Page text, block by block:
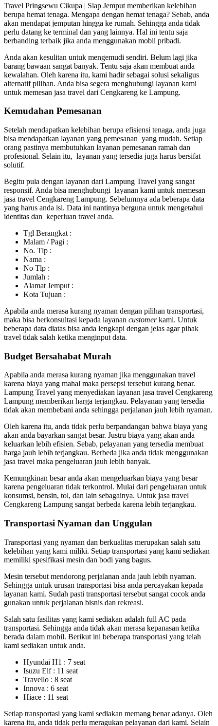
Travel Pringsewu Cikupa | Siap Jemput memberikan kelebihan
berupa hemat tenaga. Mengapa dengan hemat tenaga? Sebab, anda
akan mendapat jemputan hingga ke rumah. Sehingga anda tidak
perlu datang ke terminal dan yang lainnya. Hal ini tentu saja
berbanding terbaik jika anda menggunakan mobil pribadi.
Anda akan kesulitan untuk mengemudi sendiri. Belum lagi jika
barang bawaan sangat banyak. Tentu saja akan membuat anda
kewalahan. Oleh karena itu, kami hadir sebagai solusi sekaligus
alternatif pilihan. Anda bisa segera menghubungi layanan kami
untuk memesan jasa travel dari Cengkareng ke Lampung.
Kemudahan Pemesanan
Setelah mendapatkan kelebihan berupa efisiensi tenaga, anda juga
bisa mendapatkan layanan yang pemesanan yang mudah. Setiap
orang pastinya membutuhkan layanan pemesanan ramah dan
profesional. Selain itu, layanan yang tersedia juga harus bersifat
solutif.
Begitu pula dengan layanan dari Lampung Travel yang sangat
responsif. Anda bisa menghubungi layanan kami untuk memesan
jasa travel Cengkareng Lampung. Sebelumnya ada beberapa data
yang harus anda isi. Data ini nantinya berguna untuk mengetahui
identitas dan keperluan travel anda.
Tgl Berangkat :
Malam / Pagi :
No. Tlp :
Nama :
No Tlp :
Jumlah :
Alamat Jemput :
Kota Tujuan :
Apabila anda merasa kurang nyaman dengan pilihan transportasi,
maka bisa berkonsultasi kepada layanan customerkami. Untuk
beberapa data diatas bisa anda lengkapi dengan jelas agar pihak
travel tidak salah ketika menginput data.
Budget Bersahabat Murah
Apabila anda merasa kurang nyaman jika menggunakan travel
karena biaya yang mahal maka persepsi tersebut kurang benar.
Lampung Travel yang menyediakan layanan jasa travel Cengkareng
Lampung memberikan harga terjangkau. Pelayanan yang tersedia
tidak akan membebani anda sehingga perjalanan jauh lebih nyaman.
Oleh karena itu, anda tidak perlu berpandangan bahwa biaya yang
akan anda bayarkan sangat besar. Justru biaya yang akan anda
keluarkan lebih efisien. Sebab, pelayanan yang tersedia membuat
harga jauh lebih terjangkau. Berbeda jika anda tidak menggunakan
jasa travel maka pengeluaran jauh lebih banyak.
Kemungkinan besar anda akan mengeluarkan biaya yang besar
karena pengeluaran tidak terkontrol. Mulai dari pengeluaran untuk
konsumsi, bensin, tol, dan lain sebagainya. Untuk jasa travel
Cengkareng Lampung sangat berbeda karena lebih terjangkau.
Transportasi Nyaman dan Unggulan
Transportasi yang nyaman dan berkualitas merupakan salah satu
kelebihan yang kami miliki. Setiap transportasi yang kami sediakan
memiliki spesifikasi mesin dan bodi yang bagus.
Mesin tersebut mendorong perjalanan anda jauh lebih nyaman.
Sehingga untuk urusan transportasi bisa anda percayakan kepada
layanan kami. Sudah pasti transportasi tersebut sangat cocok anda
gunakan untuk perjalanan bisnis dan rekreasi.
Salah satu fasilitas yang kami sediakan adalah full AC pada
transportasi. Sehingga anda tidak akan merasa kepanasan ketika
berada dalam mobil. Berikut ini beberapa transportasi yang telah
kami sediakan untuk anda.
Hyundai H1 : 7 seat
Isuzu Elf : 11 seat
Travello : 8 seat
Innova : 6 seat
Hiace : 11 seat
Setiap transportasi yang kami sediakan memang benar adanya. Oleh
karena itu, anda tidak perlu meragukan pelayanan dari kami. Selain